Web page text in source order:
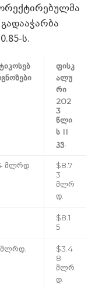
გადააჭარბა
ს.
ფისკ
ალუ
რი
202
3
წლი
ს II
კვ.
მლრდ.
$8.7
3
მლრ
დ.
$8.1
5
მლრდ.
$3.4
8
მლრ
დ.